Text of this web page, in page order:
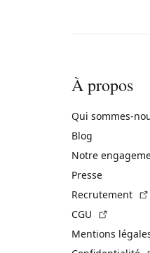
À propos
Qui sommes-
Blog
Notre
Presse
Recrutement
CGU
Mentions